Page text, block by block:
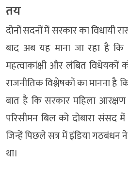
तय
दोनों सदनों में सरकार का विधायी
बाद अब यह माना जा रहा है
महत्वाकांक्षी और लंबित विधेयकों
राजनीतिक विश्लेषकों का मानना
बात है कि सरकार महिला
परिसीमन बिल को दोबारा संसद
जिन्हें पिछले सत्र में इंडिया गठबंधन
था।